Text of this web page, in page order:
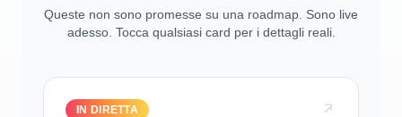
Queste non sono promesse su una roadmap. Sono live
adesso. Tocca qualsiasi card per i dettagli reali.
IN DIRETTA